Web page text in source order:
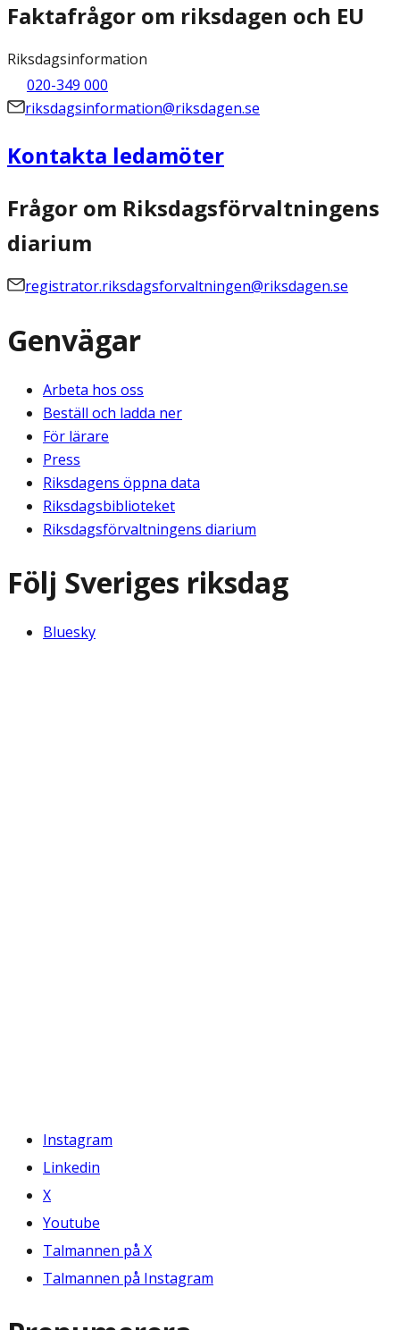
Faktafrågor om riksdagen och EU
Riksdagsinformation
020-349 000
riksdagsinformation@riksdagen.se
Kontakta ledamöter
Frågor om Riksdagsförvaltningens
diarium
registrator.riksdagsforvaltningen@riksdagen.se
Genvägar
Arbeta hos oss
Beställ och ladda ner
För lärare
Press
Riksdagens öppna data
Riksdagsbiblioteket
Riksdagsförvaltningens diarium
Följ Sveriges riksdag
Bluesky
Instagram
Linkedin
X
Youtube
Talmannen på X
Talmannen på Instagram